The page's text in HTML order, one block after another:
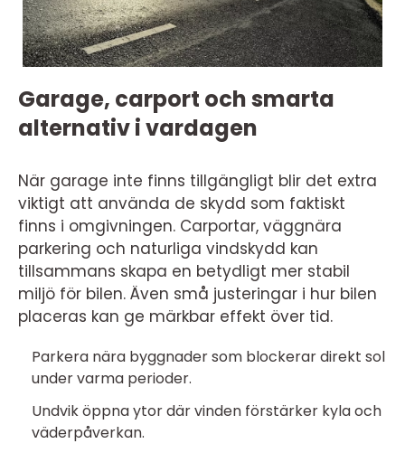
Garage, carport och smarta
alternativ i vardagen
När garage inte finns tillgängligt blir det extra
viktigt att använda de skydd som faktiskt
finns i omgivningen. Carportar, väggnära
parkering och naturliga vindskydd kan
tillsammans skapa en betydligt mer stabil
miljö för bilen. Även små justeringar i hur bilen
placeras kan ge märkbar effekt över tid.
Parkera nära byggnader som blockerar direkt sol
under varma perioder.
Undvik öppna ytor där vinden förstärker kyla och
väderpåverkan.